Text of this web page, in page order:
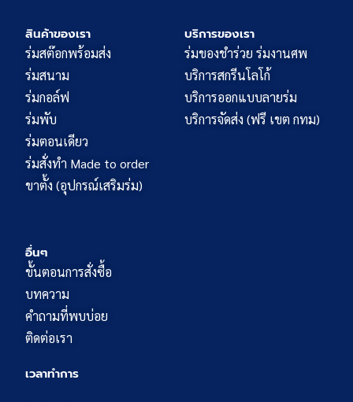
สินค้าของเรา
ร่มสต๊อกพร้อมส่ง
ร่มสนาม
ร่มกอล์ฟ
ร่มพับ
ร่มตอนเดียว
ร่มสั่งทำ Made to order
ขาตั้ง (อุปกรณ์เสริมร่ม)
บริการของเรา
ร่มของชำร่วย ร่มงานศพ
บริการสกรีนโลโก้
บริการออกแบบลายร่ม
บริการจัดส่ง (ฟรี เขต กทม)
อื่นๆ
ขั้นตอนการสั่งซื้อ
บทความ
คำถามที่พบบ่อย
ติดต่อเรา
เวลาทำการ